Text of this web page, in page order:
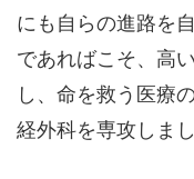
にも自らの進路を
であればこそ、高
し、命を救う医療
経外科を専攻しまし